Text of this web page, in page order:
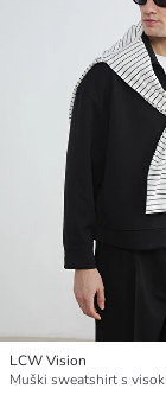
LCW Vision